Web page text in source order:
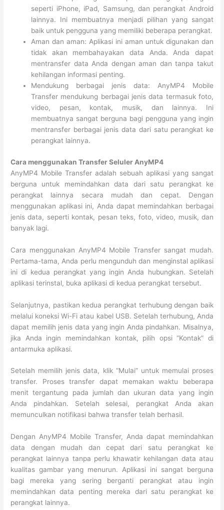
seperti iPhone, iPad, Samsung, dan perangkat Android
lainnya. Ini membuatnya menjadi pilihan yang sangat
baik untuk pengguna yang memiliki beberapa perangkat.
Aman dan aman: Aplikasi ini aman untuk digunakan dan
tidak akan membahayakan data Anda. Anda dapat
mentransfer data Anda dengan aman dan tanpa takut
kehilangan informasi penting.
Mendukung berbagai jenis data: AnyMP4 Mobile
Transfer mendukung berbagai jenis data termasuk foto,
video, pesan, kontak, musik, dan lainnya. Ini
membuatnya sangat berguna bagi pengguna yang ingin
mentransfer berbagai jenis data dari satu perangkat ke
perangkat lainnya.
Cara menggunakan Transfer Seluler AnyMP4
AnyMP4 Mobile Transfer adalah sebuah aplikasi yang sangat
berguna untuk memindahkan data dari satu perangkat ke
perangkat lainnya secara mudah dan cepat. Dengan
menggunakan aplikasi ini, Anda dapat memindahkan berbagai
jenis data, seperti kontak, pesan teks, foto, video, musik, dan
banyak lagi.
Cara menggunakan AnyMP4 Mobile Transfer sangat mudah.
Pertama-tama, Anda perlu mengunduh dan menginstal aplikasi
ini di kedua perangkat yang ingin Anda hubungkan. Setelah
aplikasi terinstal, buka aplikasi di kedua perangkat tersebut.
Selanjutnya, pastikan kedua perangkat terhubung dengan baik
melalui koneksi Wi-Fi atau kabel USB. Setelah terhubung, Anda
dapat memilih jenis data yang ingin Anda pindahkan. Misalnya,
jika Anda ingin memindahkan kontak, pilih opsi “Kontak” di
antarmuka aplikasi.
Setelah memilih jenis data, klik “Mulai” untuk memulai proses
transfer. Proses transfer dapat memakan waktu beberapa
menit tergantung pada jumlah dan ukuran data yang ingin
Anda pindahkan. Setelah selesai, perangkat Anda akan
memunculkan notifikasi bahwa transfer telah berhasil.
Dengan AnyMP4 Mobile Transfer, Anda dapat memindahkan
data dengan mudah dan cepat dari satu perangkat ke
perangkat lainnya tanpa perlu khawatir kehilangan data atau
kualitas gambar yang menurun. Aplikasi ini sangat berguna
bagi mereka yang sering berganti perangkat atau ingin
memindahkan data penting mereka dari satu perangkat ke
perangkat lainnya.